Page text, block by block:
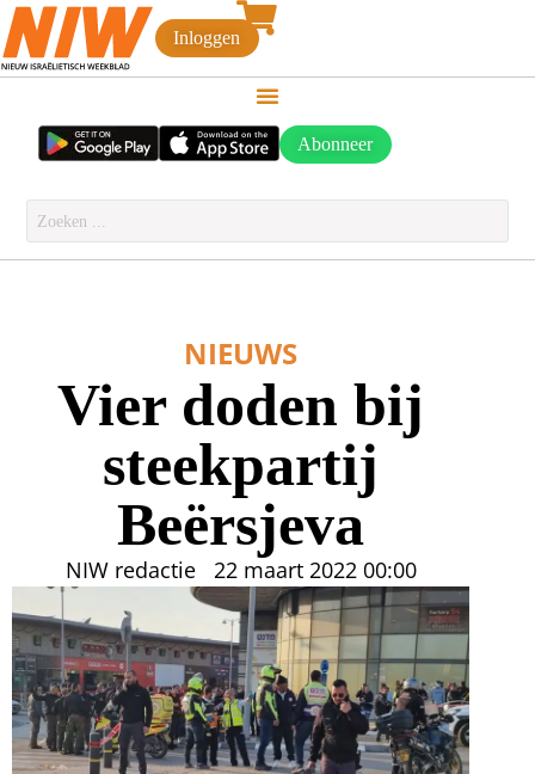
Inloggen
Abonneer
NIEUWS
Vier doden bij
steekpartij
Beërsjeva
NIW redactie 22 maart 2022 00:00